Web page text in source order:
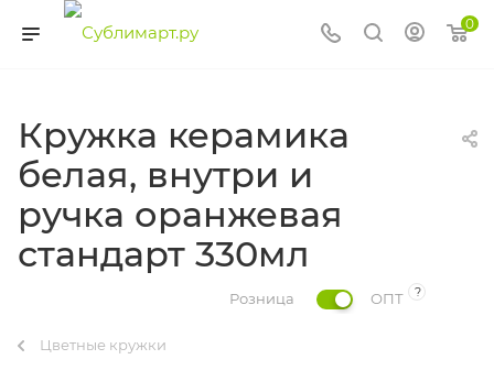
0
Кружка керамика
белая, внутри и
ручка оранжевая
стандарт 330мл
?
Розница ОПТ
Цветные кружки